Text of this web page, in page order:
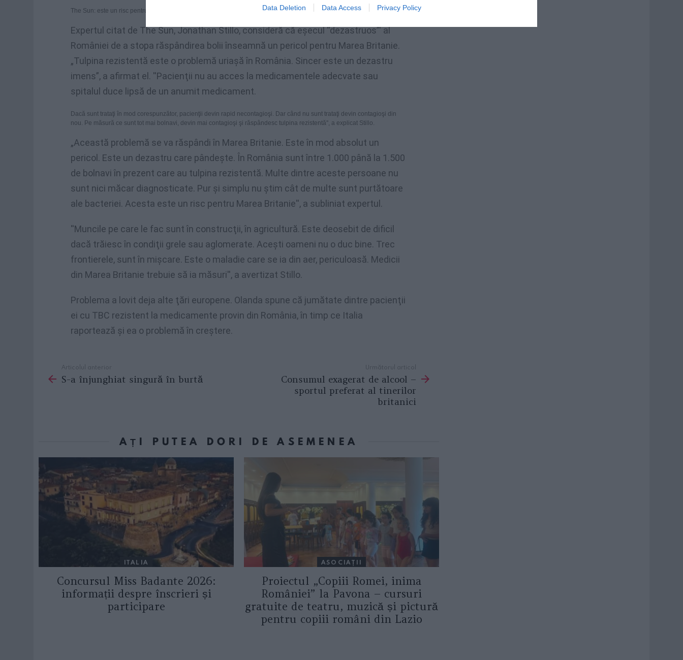
Data Deletion Data Access Privacy Policy
The Sun: este un risc pentru Marea Britanie
Expertul citat de The Sun, Jonathan Stillo, consideră că eşecul “dezastruos”' al
României de a stopa răspândirea bolii înseamnă un pericol pentru Marea Britanie.
„Tulpina rezistentă este o problemă uriaşă în România. Sincer este un dezastru
imens”, a afirmat el. ''Pacienţii nu au acces la medicamentele adecvate sau
spitalul duce lipsă de un anumit medicament.
Dacă sunt trataţi în mod corespunzător, pacienţii devin rapid necontagioşi. Dar când nu sunt trataţi devin contagioşi din
nou. Pe măsură ce sunt tot mai bolnavi, devin mai contagioşi şi răspândesc tulpina rezistentă'', a explicat Stillo.
„Această problemă se va răspândi în Marea Britanie. Este în mod absolut un
pericol. Este un dezastru care pândeşte. În România sunt între 1.000 până la 1.500
de bolnavi în prezent care au tulpina rezistentă. Multe dintre aceste persoane nu
sunt nici măcar diagnosticate. Pur şi simplu nu ştim cât de multe sunt purtătoare
ale bacteriei. Acesta este un risc pentru Marea Britanie'', a subliniat expertul.
''Muncile pe care le fac sunt în construcţii, în agricultură. Este deosebit de dificil
dacă trăiesc în condiţii grele sau aglomerate. Aceşti oameni nu o duc bine. Trec
frontierele, sunt în mişcare. Este o maladie care se ia din aer, periculoasă. Medicii
din Marea Britanie trebuie să ia măsuri'', a avertizat Stillo.
Problema a lovit deja alte ţări europene. Olanda spune că jumătate dintre pacienţii
ei cu TBC rezistent la medicamente provin din România, în timp ce Italia
raportează şi ea o problemă în creştere.
more
Articolul anterior
S-a înjunghiat singură în burtă
Următorul articol
Consumul exagerat de alcool –
sportul preferat al tinerilor
britanici
AȚI PUTEA DORI DE ASEMENEA
ITALIA
Concursul Miss Badante 2026:
informații despre înscrieri și
participare
ASOCIAŢII
Proiectul „Copiii Romei, inima
României” la Pavona – cursuri
gratuite de teatru, muzică și pictură
pentru copiii români din Lazio